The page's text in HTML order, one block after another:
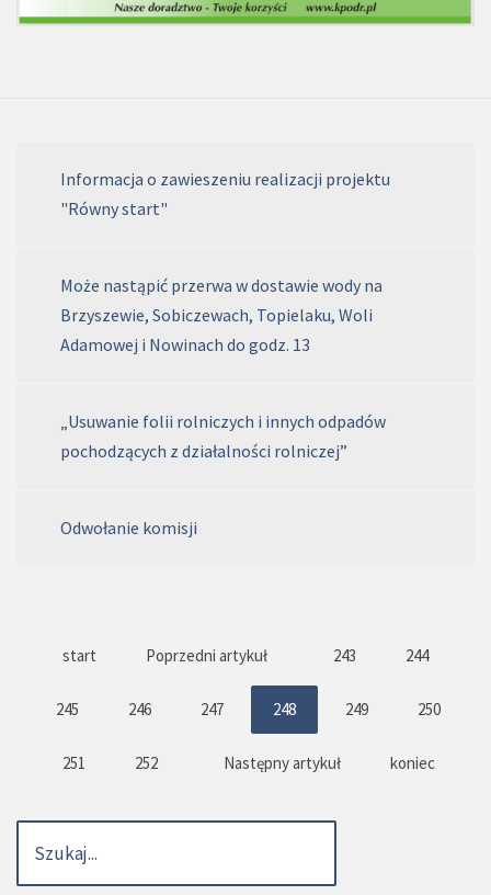
Informacja o zawieszeniu realizacji projektu
"Równy start"
Może nastąpić przerwa w dostawie wody na
Brzyszewie, Sobiczewach, Topielaku, Woli
Adamowej i Nowinach do godz. 13
„Usuwanie folii rolniczych i innych odpadów
pochodzących z działalności rolniczej”
Odwołanie komisji
start Poprzedni artykuł 243 244
245 246 247 248 249 250
251 252 Następny artykuł koniec